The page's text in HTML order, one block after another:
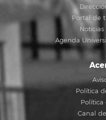
Portal de
Agenda
Política
Política
Canal